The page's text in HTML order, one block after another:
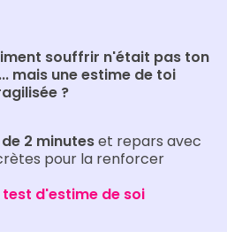
souffrir n'était pas ton
mais une estime de toi
?
2 minuteset repars avec
pour la renforcer
d'estime de soi